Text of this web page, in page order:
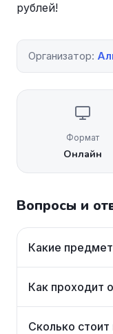
рублей!
Организатор:
Формат
Онлайн
Вопросы и
Какие
Как проходит
Сколько стоит